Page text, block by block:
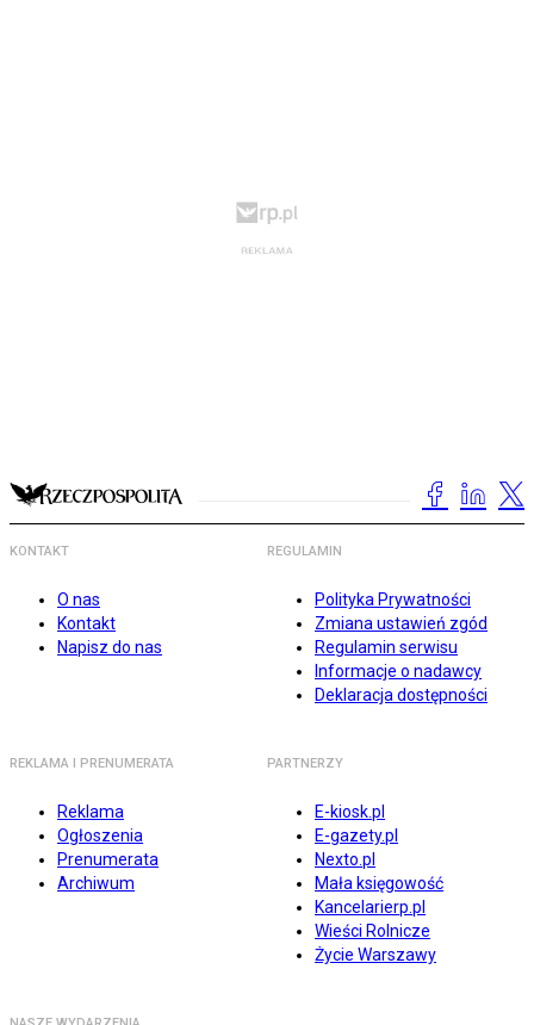
KONTAKT
O nas
Kontakt
Napisz do nas
REGULAMIN
Polityka Prywatności
Zmiana ustawień zgód
Regulamin serwisu
Informacje o nadawcy
Deklaracja dostępności
REKLAMA I PRENUMERATA
Reklama
Ogłoszenia
Prenumerata
Archiwum
PARTNERZY
E-kiosk.pl
E-gazety.pl
Nexto.pl
Mała księgowość
Kancelarierp.pl
Wieści Rolnicze
Życie Warszawy